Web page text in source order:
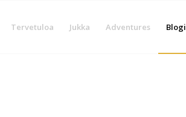
Tervetuloa Jukka Adventures Blogi